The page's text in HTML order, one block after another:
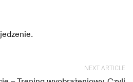
NEXT ARTICLE